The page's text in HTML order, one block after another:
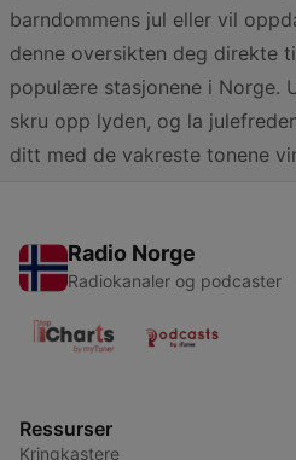
barndommens jul eller vil
denne oversikten deg direkte
populære stasjonene i Norge.
skru opp lyden, og la
ditt med de vakreste tonene
Radio Norge
Radiokanaler og podcaster
Ressurser
Kringkastere